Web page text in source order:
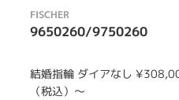
FISCHER
9650260/9750260
結婚指輪 ダイアなし
（税込）〜